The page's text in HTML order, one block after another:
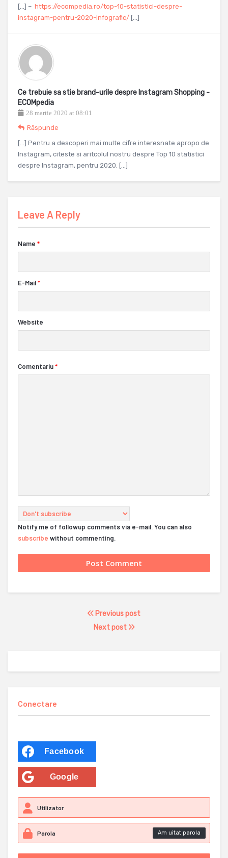
[…] – https://ecompedia.ro/top-10-statistici-despre-
instagram-pentru-2020-infografic/ […]
Ce trebuie sa stie brand-urile despre Instagram Shopping -
ECOMpedia
28 martie 2020 at 08:01
Răspunde
[…] Pentru a descoperi mai multe cifre interesnate apropo de
Instagram, citeste si aritcolul nostru despre Top 10 statistici
despre Instagram, pentru 2020. […]
Leave A Reply
Name *
E-Mail*
Website
Comentariu*
Notify me of followup comments via e-mail. You can also
subscribe without commenting.
Previous post
Next post
Conectare
Facebook
Google
Am uitat parola